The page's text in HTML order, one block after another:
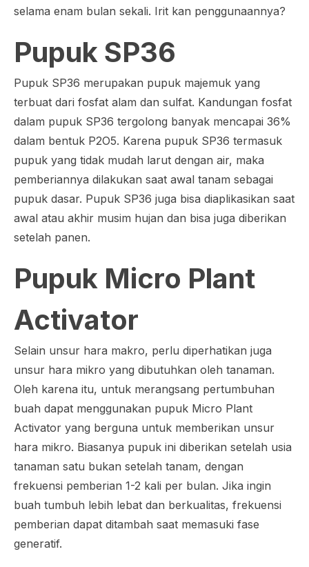
selama enam bulan sekali. Irit kan penggunaannya?
Pupuk SP36
Pupuk SP36 merupakan pupuk majemuk yang
terbuat dari fosfat alam dan sulfat. Kandungan fosfat
dalam pupuk SP36 tergolong banyak mencapai 36%
dalam bentuk P2O5. Karena pupuk SP36 termasuk
pupuk yang tidak mudah larut dengan air, maka
pemberiannya dilakukan saat awal tanam sebagai
pupuk dasar. Pupuk SP36 juga bisa diaplikasikan saat
awal atau akhir musim hujan dan bisa juga diberikan
setelah panen.
Pupuk Micro Plant
Activator
Selain unsur hara makro, perlu diperhatikan juga
unsur hara mikro yang dibutuhkan oleh tanaman.
Oleh karena itu, untuk merangsang pertumbuhan
buah dapat menggunakan pupuk Micro Plant
Activator yang berguna untuk memberikan unsur
hara mikro. Biasanya pupuk ini diberikan setelah usia
tanaman satu bukan setelah tanam, dengan
frekuensi pemberian 1-2 kali per bulan. Jika ingin
buah tumbuh lebih lebat dan berkualitas, frekuensi
pemberian dapat ditambah saat memasuki fase
generatif.